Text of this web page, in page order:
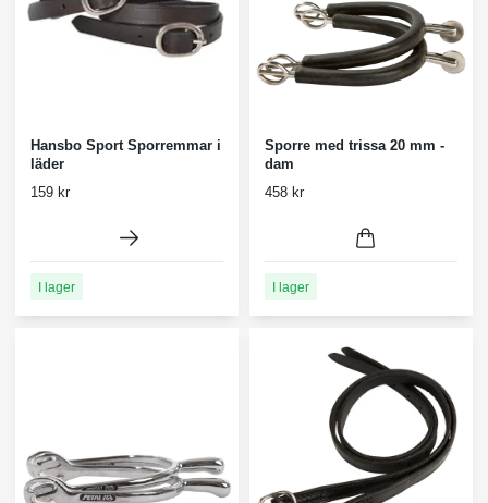
Hansbo Sport Sporremmar i
läder
159 kr
I lager
Sporre med trissa 20 mm -
dam
458 kr
I lager